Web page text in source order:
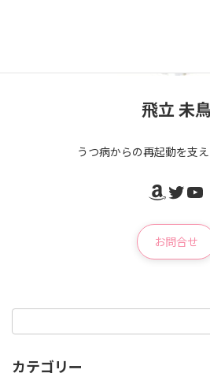
飛立 未鳥
うつ病からの再起動を支
Amazon
お問合せ
カテゴリー